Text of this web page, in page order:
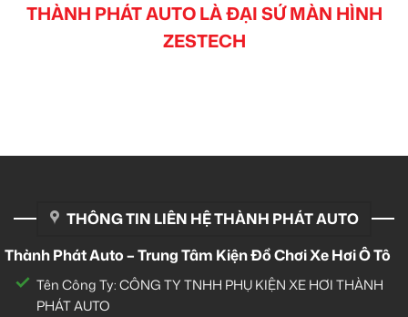
THÀNH PHÁT AUTO LÀ ĐẠI SỨ MÀN HÌNH
ZESTECH
THÔNG TIN LIÊN HỆ THÀNH PHÁT AUTO
Thành Phát Auto – Trung Tâm Kiện Đồ Chơi Xe Hơi Ô Tô
Tên Công Ty: CÔNG TY TNHH PHỤ KIỆN XE HƠI THÀNH
PHÁT AUTO